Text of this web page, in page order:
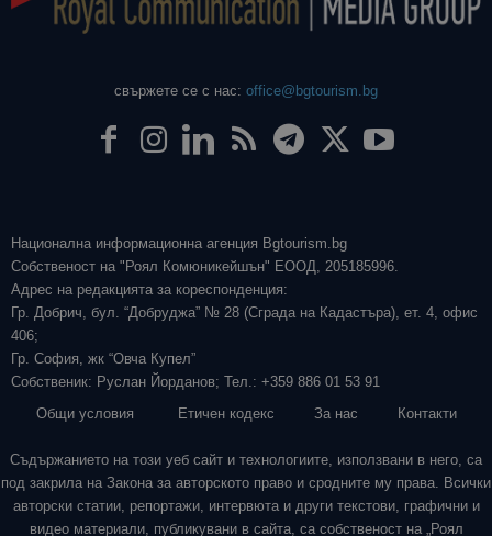
свържете се с нас: office@bgtourism.bg
Национална информационна агенция Bgtourism.bg
Собственост на "Роял Комюникейшън" ЕООД, 205185996.
Адрес на редакцията за кореспонденция:
Гр. Добрич, бул. “Добруджа” № 28 (Сграда на Кадастъра), ет. 4, офис
406;
Гр. София, жк “Овча Купел”
Собственик: Руслан Йорданов; Тел.: +359 886 01 53 91
Общи условия
Етичен кодекс За нас Контакти
Съдържанието на този уеб сайт и технологиите, използвани в него, са
под закрила на Закона за авторското право и сродните му права. Всички
авторски статии, репортажи, интервюта и други текстови, графични и
видео материали, публикувани в сайта, са собственост на „Роял